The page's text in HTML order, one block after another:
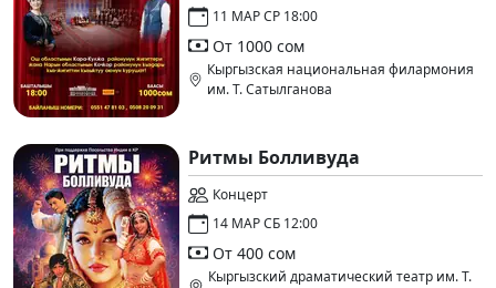
11 МАР СР 18:00
От 1000 сом
Кыргызская национальная филармония
им. Т. Сатылганова
Ритмы Болливуда
Концерт
14 МАР СБ 12:00
От 400 сом
Кыргызский драматический театр им. Т.